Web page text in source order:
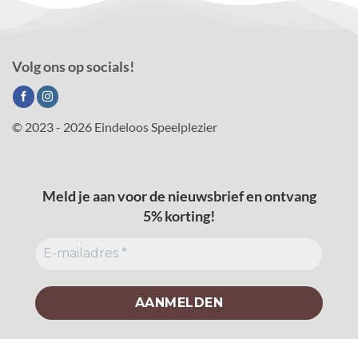
Volg ons op socials!
© 2023 - 2026 Eindeloos Speelplezier
Meld je aan voor de nieuwsbrief en ontvang
5% korting!